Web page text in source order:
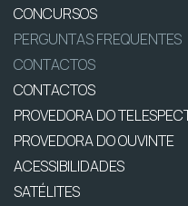
CONCURSOS
PERGUNTAS FREQUENTES
CONTACTOS
CONTACTOS
PROVEDORA DO
PROVEDORA DO OUVINTE
ACESSIBILIDADES
SATÉLITES